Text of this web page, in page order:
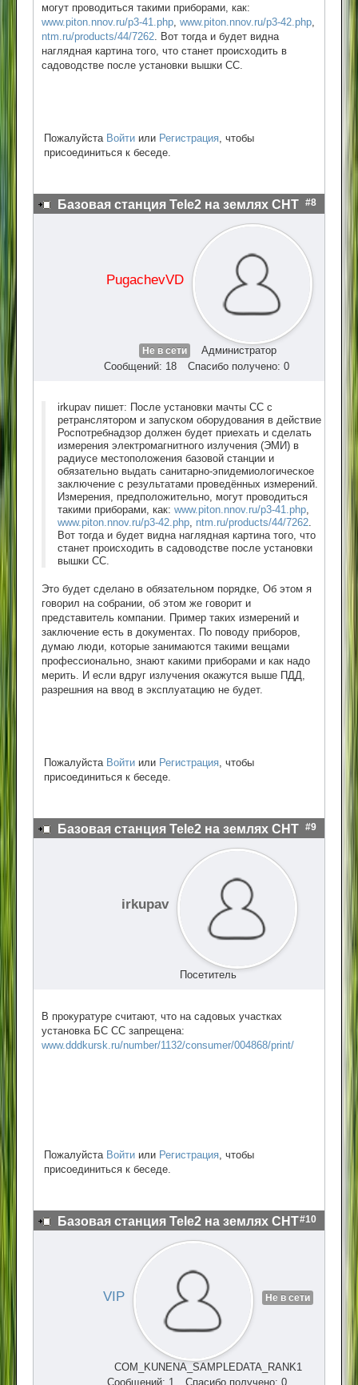
могут проводиться такими приборами, как:
www.piton.nnov.ru/p3-41.php www.piton.nnov.ru/p3-42.php
ntm.ru/products/44/7262 . Вот тогда и будет видна
наглядная картина того, что станет происходить в
садоводстве после установки вышки СС.
Пожалуйста Войти или Регистрация, чтобы
присоединиться к беседе.
Базовая станция Tele2 на землях СНТ #8
PugachevVD
Не в сети
Администратор
Сообщений: 18
Спасибо получено: 0
irkupav пишет: После установки мачты СС с
ретранслятором и запуском оборудования в действие
Роспотребнадзор должен будет приехать и сделать
измерения электромагнитного излучения (ЭМИ) в
радиусе местоположения базовой станции и
обязательно выдать санитарно-эпидемиологическое
заключение с результатами проведённых измерений.
Измерения, предположительно, могут проводиться
такими приборами, как: www.piton.nnov.ru/p3-41.php
www.piton.nnov.ru/p3-42.php ntm.ru/products/44/7262
Вот тогда и будет видна наглядная картина того, что
станет происходить в садоводстве после установки
вышки СС.
Это будет сделано в обязательном порядке, Об этом я
говорил на собрании, об этом же говорит и
представитель компании. Пример таких измерений и
заключение есть в документах. По поводу приборов,
думаю люди, которые занимаются такими вещами
профессионально, знают какими приборами и как надо
мерить. И если вдруг излучения окажутся выше ПДД,
разрешния на ввод в эксплуатацию не будет.
Пожалуйста Войти или Регистрация, чтобы
присоединиться к беседе.
Базовая станция Tele2 на землях СНТ #9
irkupav
Посетитель
В прокуратуре считают, что на садовых участках
установка БС СС запрещена:
www.dddkursk.ru/number/1132/consumer/004868/print/
Пожалуйста Войти или Регистрация, чтобы
присоединиться к беседе.
Базовая станция Tele2 на землях СНТ#10
VIP Не в сети
COM_KUNENA_SAMPLEDATA_RANK1
Сообщений: 1
Спасибо получено: 0